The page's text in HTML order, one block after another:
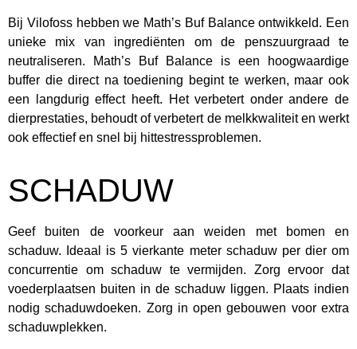
Bij Vilofoss hebben we Math’s Buf Balance ontwikkeld. Een
unieke mix van ingrediënten om de penszuurgraad te
neutraliseren. Math’s Buf Balance is een hoogwaardige
buffer die direct na toediening begint te werken, maar ook
een langdurig effect heeft. Het verbetert onder andere de
dierprestaties, behoudt of verbetert de melkkwaliteit en werkt
ook effectief en snel bij hittestressproblemen.
SCHADUW
Geef buiten de voorkeur aan weiden met bomen en
schaduw. Ideaal is 5 vierkante meter schaduw per dier om
concurrentie om schaduw te vermijden. Zorg ervoor dat
voederplaatsen buiten in de schaduw liggen. Plaats indien
nodig schaduwdoeken. Zorg in open gebouwen voor extra
schaduwplekken.